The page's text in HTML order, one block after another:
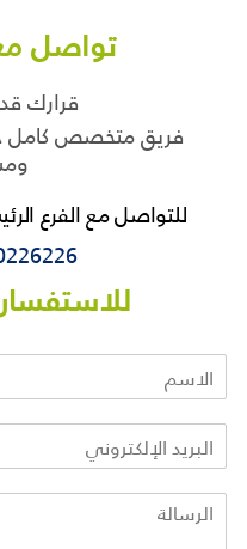
تواصل
قرارك
فريق متخصص كامل
للتواصل مع الفرع